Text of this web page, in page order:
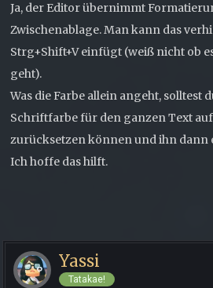
Ja, der Editor übernimmt
Zwischenablage. Man kann das
Strg+Shift+V einfügt (weiß nicht ob
geht).
Was die Farbe allein angeht, solltest
Schriftfarbe für den ganzen Text
zurücksetzen können und ihn dann
Ich hoffe das hilft.
Yassi
Tatakae!